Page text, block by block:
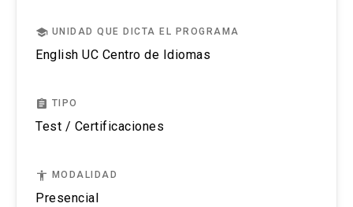
aplicarán, dependerán de cuándo realices la
solicitud y también de si es que existen
Si cancelas tu examen con 14 días o más días de
anticipación (sin contar el día del examen)
test.
Si cancelas tu examen dentro de los 14 días y
school UNIDAD QUE DICTA EL PROGRAMA
English UC Centro de Idiomas
assignment TIPO
Test / Certificaciones
accessibility MODALIDAD
Presencial